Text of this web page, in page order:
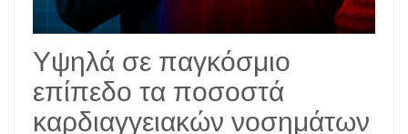
Υψηλά σε παγκόσμιο
επίπεδο τα ποσοστά
καρδιαγγειακών νοσημάτων